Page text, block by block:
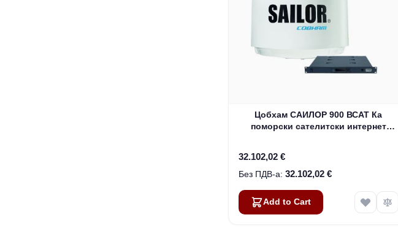
Цобхам САИЛОР 900 ВСАТ Ка
поморски сателитски интернет
32.102,02 €
32.102,02 €
Add to Cart